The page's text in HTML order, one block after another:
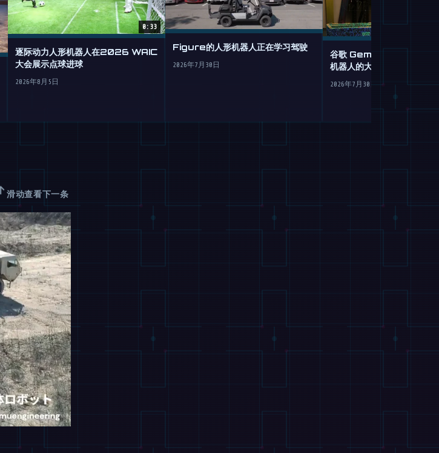
0:33
逐际动力人形机器人在2026 WAIC
大会展示点球进球
2026年8月5日
Figure的人形机器人正在学习驾驶
2026年7月30日
谷歌 Gemini Robotics 2
机器人的大脑移植
2026年7月30日
滑动查看下一条